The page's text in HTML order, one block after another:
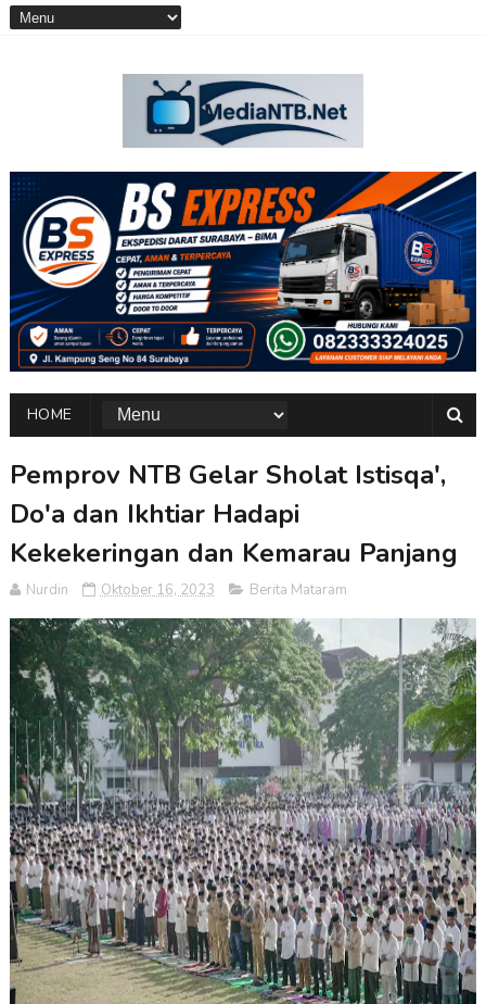
HOME
Pemprov NTB Gelar Sholat Istisqa',
Do'a dan Ikhtiar Hadapi
Kekekeringan dan Kemarau Panjang
Nurdin Oktober 16, 2023 Berita Mataram